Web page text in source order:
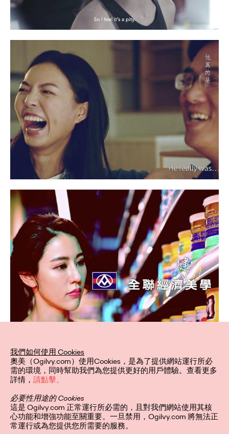
我們如何使用 Cookies
奧美（Ogilvy.com）使用Cookies，是為了提供網站運行所必
需的環境，同時幫助我們為您提供更好的用戶體驗。查看更多
詳情， 請點擊。
必要性用途的 Cookies
這是 Ogilvy.com 正常運行所必需的，且對我們網站使用其核
心功能和增強功能至關重要。一旦禁用，Ogilvy.com 將無法正
常運行或為您提供您所需要的服務。